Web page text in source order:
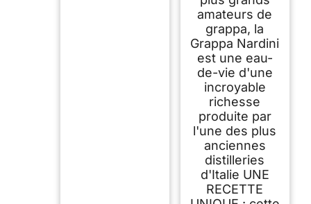
amateurs de
grappa, la
Grappa Nardini
est une eau-
de-vie d'une
incroyable
richesse
produite par
l'une des plus
anciennes
distilleries
d'Italie UNE
RECETTE